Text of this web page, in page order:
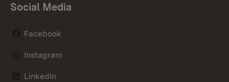
Social Media
Facebook
Instagram
LinkedIn